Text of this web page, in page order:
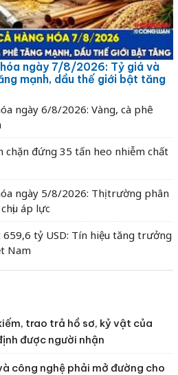
ngày 7/8/2026: Tỷ giá và
mạnh, dầu thế giới bật tăng
ngày 6/8/2026: Vàng, cà phê
chặn đứng 35 tấn heo nhiễm chất
ngày 5/8/2026: Thị trường phân
áp lực
tỷ USD: Tín hiệu tăng trưởng
Nam
trao trả hồ sơ, kỷ vật của
được người nhận
công nghệ phải mở đường cho